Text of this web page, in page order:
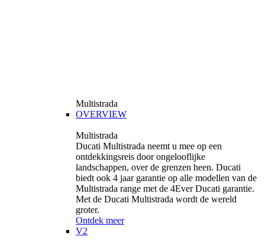
Multistrada
OVERVIEW
Multistrada
Ducati Multistrada neemt u mee op een
ontdekkingsreis door ongelooflijke
landschappen, over de grenzen heen. Ducati
biedt ook 4 jaar garantie op alle modellen van de
Multistrada range met de 4Ever Ducati garantie.
Met de Ducati Multistrada wordt de wereld
groter.
Ontdek meer
V2